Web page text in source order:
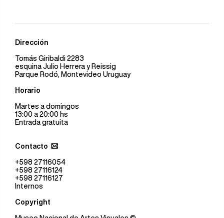
Dirección
Tomás Giribaldi 2283
esquina Julio Herrera y Reissig
Parque Rodó, Montevideo Uruguay
Horario
Martes a domingos
13:00 a 20:00 hs
Entrada gratuita
Contacto
+598 27116054
+598 27116124
+598 27116127
Internos
Copyright